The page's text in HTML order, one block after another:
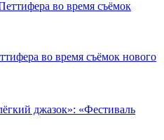
во время съёмок нового